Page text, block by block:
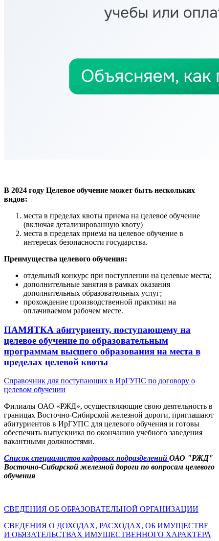
В 2024 году Целевое обучение может быть нескольких
видов:
места в пределах квоты приема на целевое обучение
(включая детализированную квоту)
места в пределах приема на целевое обучение в
интересах безопасности государства.
Преимущества целевого обучения:
отдельный конкурс при поступлении на целевые места;
дополнительные занятия в рамках оказания
дополнительных образовательных услуг;
прохождение производственной практики на
оплачиваемом рабочем месте.
ПАМЯТКА абитуриенту, поступающему на
целевое обучение по образовательным
программам высшего образования на места в
пределах целевой квоты
Справочник для поступающих в ИрГУПС по договору о
целевом обучении
Филиалы ОАО «РЖД», осуществляющие свою деятельность в
границах Восточно-Сибирской железной дороги, приглашают
абитуриентов в ИрГУПС для целевого обучения и готовы
обеспечить выпускника по окончанию учебного заведения
вакантными должностями.
Список специалистов кадровых подразделений ОАО "РЖД"
Восточно-Сибирской железной дороги по вопросам целевого
обучения
СВЕДЕНИЯ ОБ ОБРАЗОВАТЕЛЬНОЙ ОРГАНИЗАЦИИ
СВЕДЕНИЯ О ДОХОДАХ, РАСХОДАХ, ОБ ИМУЩЕСТВЕ
И ОБЯЗАТЕЛЬСТВАХ ИМУЩЕСТВЕННОГО ХАРАКТЕРА